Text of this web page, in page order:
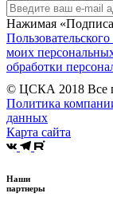
Нажимая
моих
обработки
© ЦСКА 2018 Все
Политика
данных
Карта сайта
Наши
партнеры